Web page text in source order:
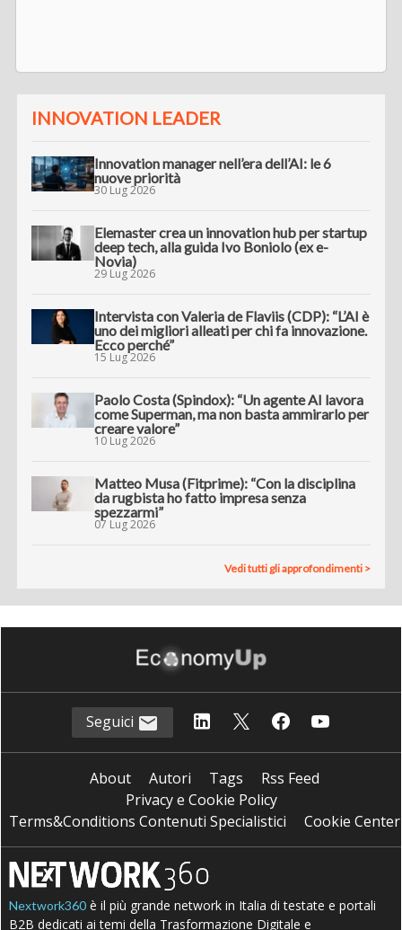
INNOVATION LEADER
Innovation manager nell’era dell’AI: le 6
nuove priorità
30 Lug 2026
Elemaster crea un innovation hub per startup
deep tech, alla guida Ivo Boniolo (ex e-
Novia)
29 Lug 2026
Intervista con Valeria de Flaviis (CDP): “L’AI è
uno dei migliori alleati per chi fa innovazione.
Ecco perché”
15 Lug 2026
Paolo Costa (Spindox): “Un agente AI lavora
come Superman, ma non basta ammirarlo per
creare valore”
10 Lug 2026
Matteo Musa (Fitprime): “Con la disciplina
da rugbista ho fatto impresa senza
spezzarmi”
07 Lug 2026
Vedi tutti gli approfondimenti >
Seguici
About Autori Tags
Rss Feed
Privacy e Cookie Policy
Terms&Conditions Contenuti Specialistici
Cookie Center
Nextwork360 è il più grande network in Italia di testate e portali
B2B dedicati ai temi della Trasformazione Digitale e